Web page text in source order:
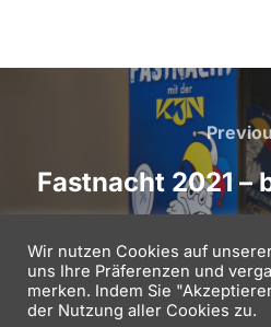
Beitragsnavigation
Fastnacht 2021 –
Wir nutzen Cookies auf
uns Ihre Präferenzen und
merken. Indem Sie
der Nutzung aller Cookies zu.